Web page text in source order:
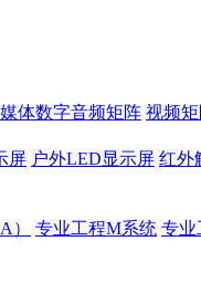
体数字音频矩阵 视频
屏 户外LED显示屏 红外
） 专业工程M系统 专业